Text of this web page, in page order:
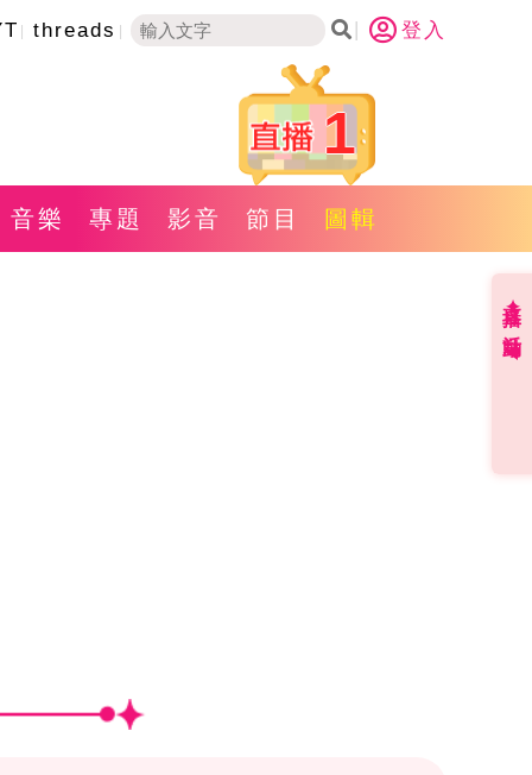
threads 登入
1
音樂 專題 影音 節目 圖輯
直播✦活動